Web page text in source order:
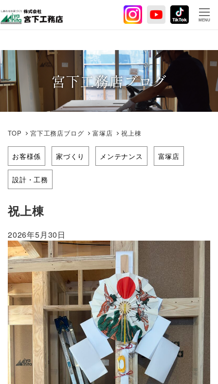
イ
ン
テ
ン
ツ
へ
移
MENU
宮下工務店ブログ
TOP 宮下工務店ブログ 富塚店 祝上棟
お客様係 家づくり メンテナンス 富塚店
設計・工務
祝上棟
2026年5月30日